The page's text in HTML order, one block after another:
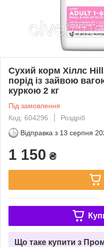
Сухий корм Хіллс
порід із зайвою
куркою 2 кг
Під замовлення
Код: 604296
Роздріб
Відправка з 13 серпня
1 150 ₴
Що таке купити з